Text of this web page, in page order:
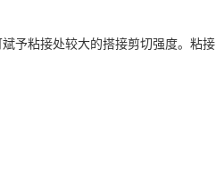
予粘接处较大的搭接剪切强度。粘接